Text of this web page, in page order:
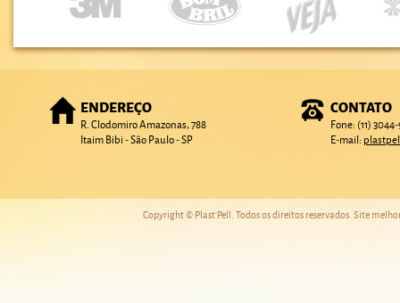
ENDEREÇO
R. Clodomiro Amazonas, 788
Itaim Bibi - São Paulo - SP
CONTATO
Fone: (11)
E-mail:
Copyright © Plast'Pell. Todos os direitos reservados. Site